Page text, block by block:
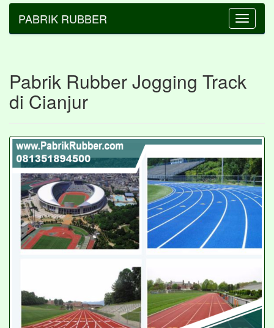
Toggle
PABRIK RUBBER
Pabrik Rubber Jogging Track
di Cianjur